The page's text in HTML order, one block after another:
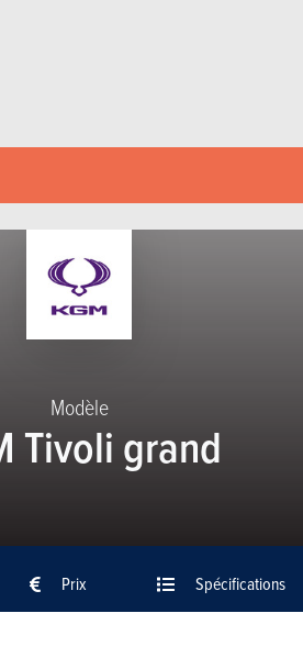
Modèle
Tivoli grand
Prix Spécifications